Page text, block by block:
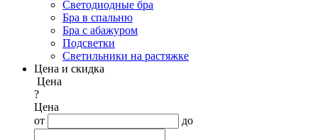
Светодиодные бра
Бра в спальню
Бра с абажуром
Подсветки
Светильники на растяжке
Цена и скидка
Цена
?
Цена
от
до